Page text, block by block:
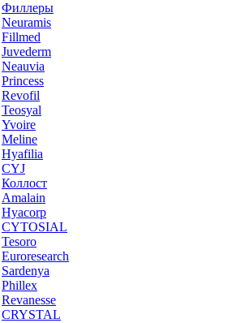
Филлеры
Neuramis
Fillmed
Juvederm
Neauvia
Princess
Revofil
Teosyal
Yvoire
Meline
Hyafilia
CYJ
Коллост
Amalain
Hyacorp
CYTOSIAL
Tesoro
Euroresearch
Sardenya
Phillex
Revanesse
CRYSTAL